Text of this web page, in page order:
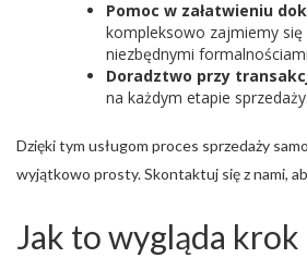
Pomoc w załatwieniu
kompleksowo zajmiemy się
niezbędnymi
Doradztwo przy
na każdym etapie sprzedaży.
Dzięki tym usługom proces sprzedaży
wyjątkowo prosty. Skontaktuj się z nami,
Jak to wygląda